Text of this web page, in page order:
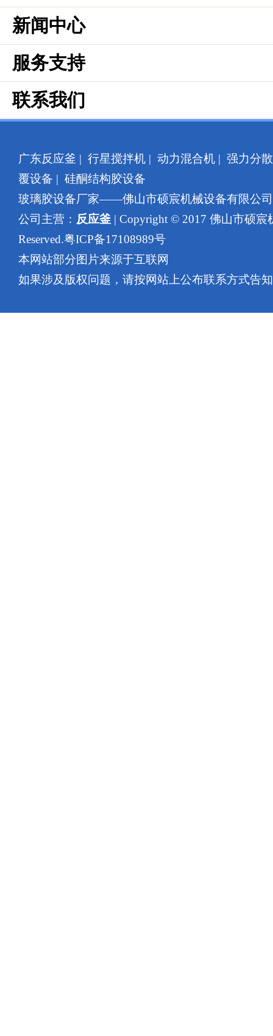
新闻中心
服务支持
联系我们
广东反应釜 | 行星搅拌机 | 动力混合机 | 强力分
覆设备 | 硅酮结构胶设备
玻璃胶设备厂家——佛山市硕宸机械设备有限公
公司主营： 反应釜 | Copyright © 2017 佛山市硕
Reserved.粤ICP备17108989号
本网站部分图片来源于互联网
如果涉及版权问题，请按网站上公布联系方式告